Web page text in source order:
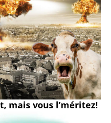
mais vous l’méritez!